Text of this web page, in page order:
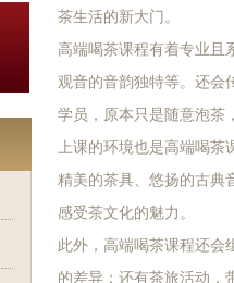
茶生活的新大门。
高端喝茶课程有着专业且
观音的音韵独特等。还会
学员，原本只是随意泡茶
上课的环境也是高端喝茶
精美的茶具、悠扬的古典
感受茶文化的魅力。
此外，高端喝茶课程还会
的差异；还有茶旅活动，